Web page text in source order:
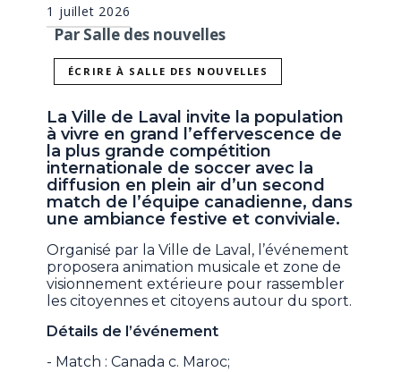
1 juillet 2026
Par Salle des nouvelles
ÉCRIRE À SALLE DES NOUVELLES
La Ville de Laval invite la population
à vivre en grand l’effervescence de
la plus grande compétition
internationale de soccer avec la
diffusion en plein air d’un second
match de l’équipe canadienne, dans
une ambiance festive et conviviale.
Organisé par la Ville de Laval, l’événement
proposera animation musicale et zone de
visionnement extérieure pour rassembler
les citoyennes et citoyens autour du sport.
Détails de l’événement
- Match : Canada c. Maroc;